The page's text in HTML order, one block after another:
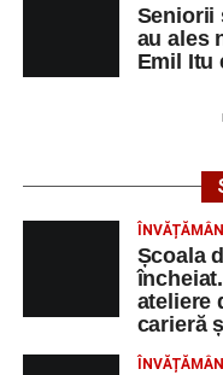
2026 a adus
Seniorii
au ales
Emil Itu
Școala
ateliere
carieră